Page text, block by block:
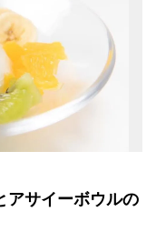
アサイーボウルの